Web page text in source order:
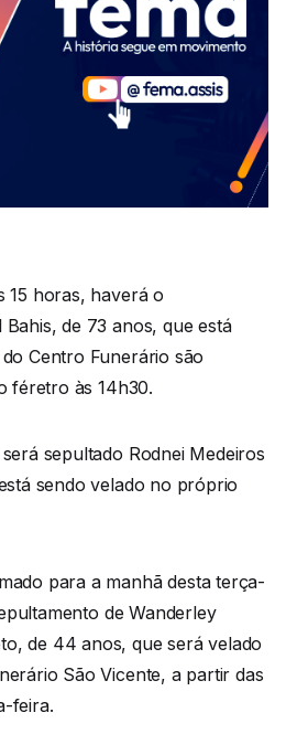
15 horas, haverá o
de 73 anos, que está
Centro Funerário são
féretro às 14h30.
sepultado Rodnei Medeiros
sendo velado no próprio
para a manhã desta terça-
de Wanderley
de 44 anos, que será velado
São Vicente, a partir das
feira.